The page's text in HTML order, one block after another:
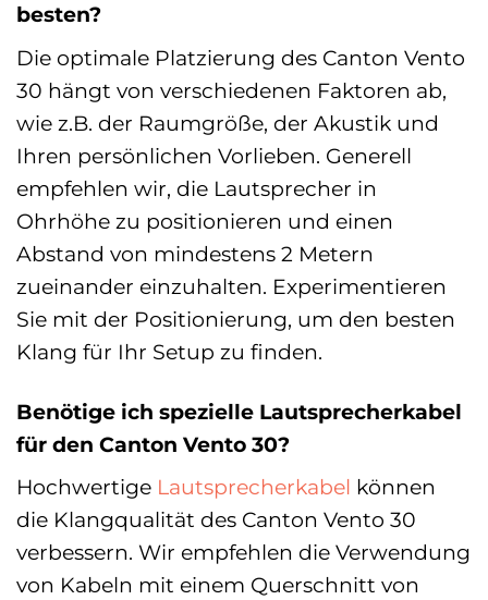
besten?
Die optimale Platzierung des Canton Vento
30 hängt von verschiedenen Faktoren ab,
wie z.B. der Raumgröße, der Akustik und
Ihren persönlichen Vorlieben. Generell
empfehlen wir, die Lautsprecher in
Ohrhöhe zu positionieren und einen
Abstand von mindestens 2 Metern
zueinander einzuhalten. Experimentieren
Sie mit der Positionierung, um den besten
Klang für Ihr Setup zu finden.
Benötige ich spezielle Lautsprecherkabel
für den Canton Vento 30?
Hochwertige Lautsprecherkabel können
die Klangqualität des Canton Vento 30
verbessern. Wir empfehlen die Verwendung
von Kabeln mit einem Querschnitt von